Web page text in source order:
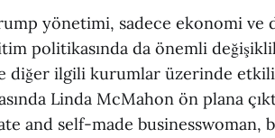
yönetimi, sadece ekonomi ve
politikasında da önemli
diğer ilgili kurumlar üzerinde
Linda McMahon ön plana
and self-made businesswoman,